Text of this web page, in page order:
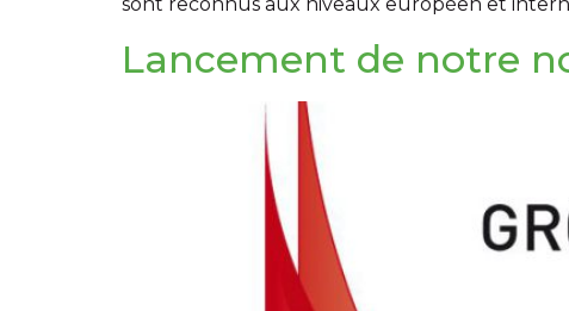
sont reconnus aux niveaux européen et
Lancement de notre